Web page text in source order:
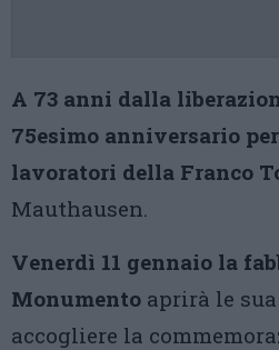
A 73 anni dalla
75esimo anniversario
lavoratori della Franco
Mauthausen.
Venerdì 11 gennaio la
Monumento aprirà le
accogliere la